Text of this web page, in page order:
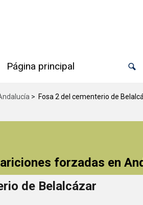
Página principal
> Fosa 2 del cementerio de
forzadas en
de Belalcázar